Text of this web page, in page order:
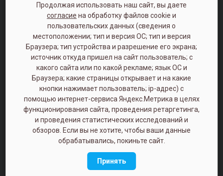
Понедельник - пятница с 9:00 - 18:00
(Суббота, Воскресенье - Выходной)
420033, г. Казань, ул. Болотникова, д. 9
Политика конфиденциальности
Разработка интернет-магазина
Продолжая использовать наш сайт, вы даете
согласие на обработку файлов cookie и
пользовательских данных (сведения о
местоположении; тип и версия ОС; тип и версия
Браузера; тип устройства и разрешение его экрана;
источник откуда пришел на сайт пользователь; с
какого сайта или по какой рекламе; язык ОС и
Браузера; какие страницы открывает и на какие
кнопки нажимает пользователь; ip-адрес) с
помощью интернет-сервиса Яндекс.Метрика в целях
функционирования сайта, проведения ретаргетинга,
и проведения статистических исследований и
обзоров. Если вы не хотите, чтобы ваши данные
обрабатывались, покиньте сайт.
Принять